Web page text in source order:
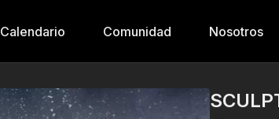
Calendario Comunidad Nosotros